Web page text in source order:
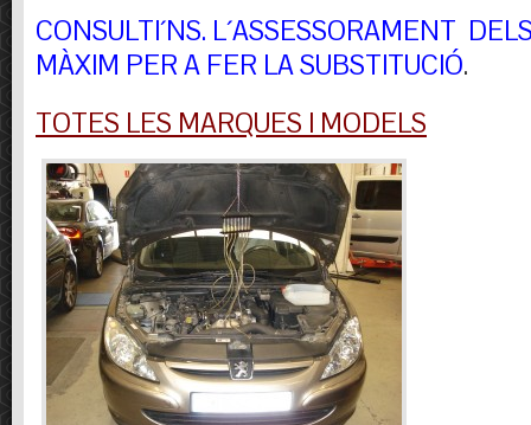
CONSULTI´NS. L´ASSESSORAMENT
MÀXIM PER A FER LA SUBSTITUCIÓ.
TOTES LES MARQUES I MODELS